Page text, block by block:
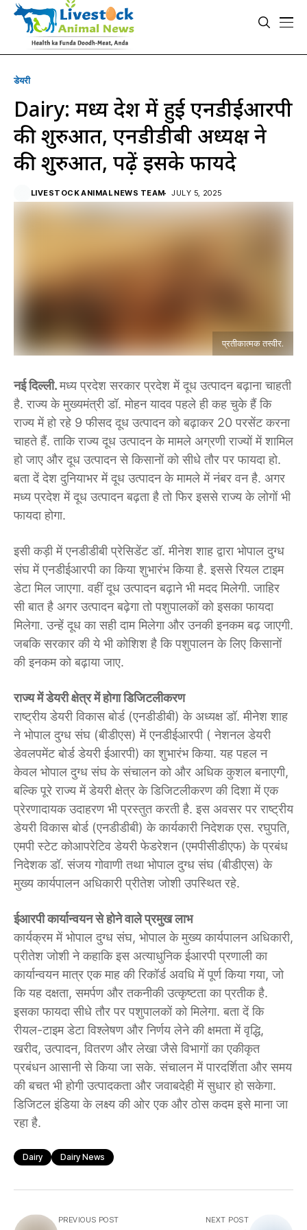
डेयरी
Dairy: मध्य प्रदेश में हुई एनडीईआरपी
की शुरुआत, एनडीडीबी अध्यक्ष ने
की शुरुआत, पढ़ें इसके फायदे
LIVESTOCK ANIMAL NEWS TEAM JULY 5, 2025
प्रतीकात्मक तस्वीर.
नई दिल्ली.मध्य प्रदेश सरकार प्रदेश में दूध उत्पादन बढ़ाना चाहती
है. राज्य के मुख्यमंत्री डॉ. मोहन यादव पहले ही कह चुके हैं कि
राज्य में हो रहे 9 फीसद दूध उत्पादन को बढ़ाकर 20 परसेंट करना
चाहते हैं. ताकि राज्य दूध उत्पादन के मामले अग्रणी राज्यों में शामिल
हो जाए और दूध उत्पादन से किसानों को सीधे तौर पर फायदा हो.
बता दें देश दुनियाभर में दूध उत्पादन के मामले में नंबर वन है. अगर
मध्य प्रदेश में दूध उत्पादन बढ़ता है तो फिर इससे राज्य के लोगों भी
फायदा होगा.
इसी कड़ी में एनडीडीबी प्रेसिडेंट डॉ. मीनेश शाह द्वारा भोपाल दुग्ध
संघ में एनडीईआरपी का किया शुभारंभ किया है. इससे रियल टाइम
डेटा मिल जाएगा. वहीं दूध उत्पादन बढ़ाने भी मदद मिलेगी. जाहिर
सी बात है अगर उत्पादन बढ़ेगा तो पशुपालकों को इसका फायदा
मिलेगा. उन्हें दूध का सही दाम मिलेगा और उनकी इनकम बढ़ जाएगी.
जबकि सरकार की ये भी कोशिश है कि पशुपालन के लिए किसानों
की इनकम को बढ़ाया जाए.
राज्य में डेयरी क्षेत्र में होगा डिजिटलीकरण
राष्ट्रीय डेयरी विकास बोर्ड (एनडीडीबी) के अध्यक्ष डॉ. मीनेश शाह
ने भोपाल दुग्ध संघ (बीडीएस) में एनडीईआरपी ( नेशनल डेयरी
डेवलपमेंट बोर्ड डेयरी ईआरपी) का शुभारंभ किया. यह पहल न
केवल भोपाल दुग्ध संघ के संचालन को और अधिक कुशल बनाएगी,
बल्कि पूरे राज्य में डेयरी क्षेत्र के डिजिटलीकरण की दिशा में एक
प्रेरणादायक उदाहरण भी प्रस्तुत करती है. इस अवसर पर राष्ट्रीय
डेयरी विकास बोर्ड (एनडीडीबी) के कार्यकारी निदेशक एस. रघुपति,
एमपी स्टेट कोआपरेटिव डेयरी फेडरेशन (एमपीसीडीएफ) के प्रबंध
निदेशक डॉ. संजय गोवाणी तथा भोपाल दुग्ध संघ (बीडीएस) के
मुख्य कार्यपालन अधिकारी प्रीतेश जोशी उपस्थित रहे.
ईआरपी कार्यान्वयन से होने वाले प्रमुख लाभ
कार्यक्रम में भोपाल दुग्ध संघ, भोपाल के मुख्य कार्यपालन अधिकारी,
प्रीतेश जोशी ने कहाकि इस अत्याधुनिक ईआरपी प्रणाली का
कार्यान्वयन मात्र एक माह की रिकॉर्ड अवधि में पूर्ण किया गया, जो
कि यह दक्षता, समर्पण और तकनीकी उत्कृष्टता का प्रतीक है.
इसका फायदा सीधे तौर पर पशुपालकों को मिलेगा. बता दें कि
रीयल-टाइम डेटा विश्लेषण और निर्णय लेने की क्षमता में वृद्धि,
खरीद, उत्पादन, वितरण और लेखा जैसे विभागों का एकीकृत
प्रबंधन आसानी से किया जा सके. संचालन में पारदर्शिता और समय
की बचत भी होगी उत्पादकता और जवाबदेही में सुधार हो सकेगा.
डिजिटल इंडिया के लक्ष्य की ओर एक और ठोस कदम इसे माना जा
रहा है.
Dairy Dairy News
PREVIOUS POST NEXT POST